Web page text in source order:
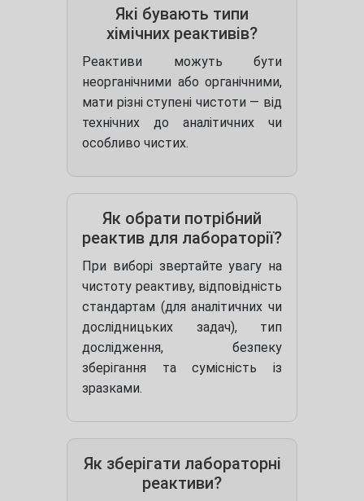
Які бувають типи
хімічних реактивів?
Реактиви можуть бути
неорганічними або органічними,
мати різні ступені чистоти — від
технічних до аналітичних чи
особливо чистих.
Як обрати потрібний
реактив для лабораторії?
При виборі звертайте увагу на
чистоту реактиву, відповідність
стандартам (для аналітичних чи
дослідницьких задач), тип
дослідження, безпеку
зберігання та сумісність із
зразками.
Як зберігати лабораторні
реактиви?